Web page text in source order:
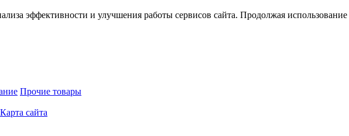
эффективности и улучшения работы сервисов сайта. Продолжая
Прочие товары
Карта сайта